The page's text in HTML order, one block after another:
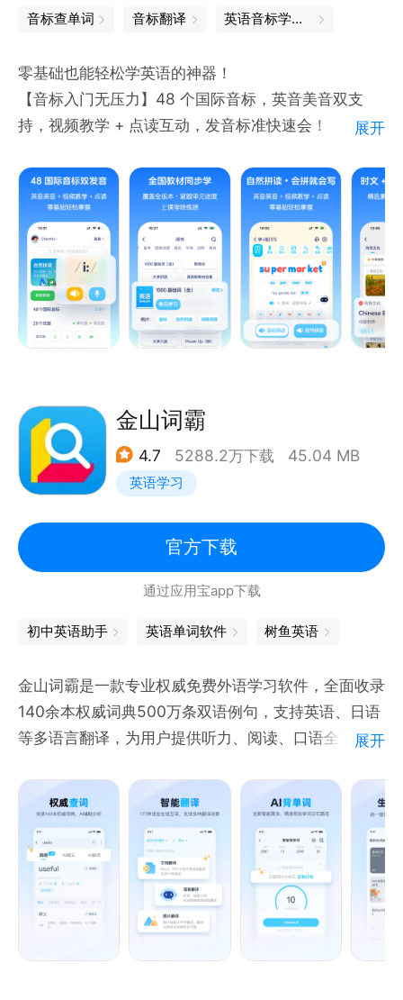
别克语、西班牙语、希伯来语、希腊语、夏威夷语、信
卡诺语、意大利语、意第绪语、印地语、印尼巽他语、
印尼语、印尼爪哇语、英语、约鲁巴语、越南语、中文
（繁体）、中文（简体）、宗加语
权限通知
Google 翻译可能会请求获取以下功能的使用权限：
• 麦克风使用权限（语音翻译）
• 相机使用权限（通过相机翻译文字）
• 外部存储空间访问权限（下载离线翻译数据）
• 帐号和凭据使用权限（在不同设备上进行登录和同
步）
译。
微软翻译支持以下语言：
南非荷兰语、阿拉伯语、孟加拉语、波斯尼亚语（拉丁
字母）、保加利亚语、广东话（繁体中文）、加泰罗尼
亚语、中文（简体）、中文（繁体）、克罗地亚语，捷
克语、丹麦语、荷兰语、英语、爱沙尼亚语、斐济语、
菲律宾语、芬兰语、法语、德语、希腊语、海地克里奥
尔语、希伯来语、印地语、苗语、匈牙利语、印度尼西
亚语、意大利语、日语、斯瓦西里语、韩语、拉脱维亚
语 、俄语、塞尔维亚语（西里尔字母）、塞尔维亚语
（拉丁字母）、斯洛伐克语、斯洛文尼亚语、西班牙
语、瑞典语、塔希提语、泰语、土耳其语、乌克兰语、
微软翻译使用*新的人工智能翻译技术，该技术还使用
在众多微软产品中，如 Office、Bing、Skype、
Twitter、Yelp、eBay、微信等。
位置许可：我们仅将使用您的位置为您显示会话发生的
地点。我们将在您的会话历史记录中显示该地点信息。
音标查单词 音标翻译 英语音标学习软件
零基础也能轻松学英语的神器！
【音标入门无压力】48 个国际音标，英音美音双支
持，视频教学 + 点读互动，发音标准快速会！
跟课堂，上课学啥练啥，高效巩固！
【自然拼读记单词】长词拆分音节，搭配规律速查表，
会拼就会写，记单词效率翻倍！
【科学复习不遗忘】Anki 算法加持，升级艾宾浩斯记
忆法，精准规划复习，记得牢不丢分！
【拓展阅读涨词汇】精选时文 + 传统文化素材，边读
边积累实用词汇，阅读能力稳步升！
展开
金山词霸
4.7 5288.2万下载 45.04 MB
英语学习
官方下载
通过应用宝app下载
初中英语助手 英语单词软件 树鱼英语
金山词霸是一款专业权威免费外语学习软件，全面收录
140余本权威词典500万条双语例句，支持英语、日语
等多语言翻译，为用户提供听力、阅读、口语全方位英
查单词、找翻译、学英语就用金山词霸，听、说、读、
写，你想要的全在这，22年国民英语学习词典，数亿
用户都在用！
应用介绍：
展开